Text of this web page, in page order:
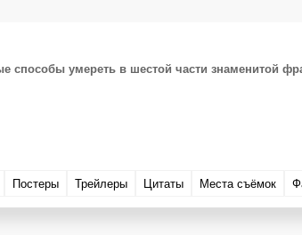
способы умереть в шестой части знаменитой
Постеры Трейлеры Цитаты Места съёмок